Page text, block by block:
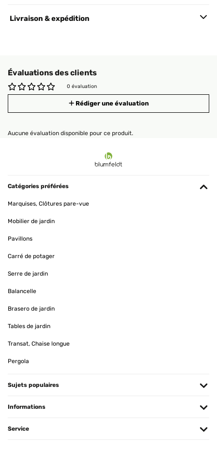
Livraison & expédition
Évaluations des clients
0 évaluation
Rédiger une évaluation
Aucune évaluation disponible pour ce produit.
Catégories préférées
Marquises, Clôtures pare-vue
Mobilier de jardin
Pavillons
Carré de potager
Serre de jardin
Balancelle
Brasero de jardin
Tables de jardin
Transat, Chaise longue
Pergola
Sujets populaires
Informations
Service